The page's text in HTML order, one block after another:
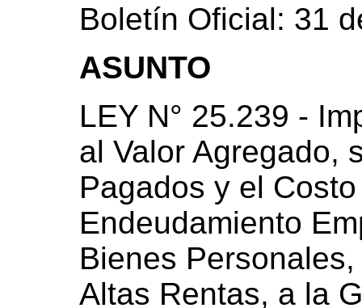
Boletín Oficial: 31
ASUNTO
LEY N° 25.239 -
al Valor Agregado,
Pagados y el
Endeudamiento
Bienes
Altas Rentas, a la